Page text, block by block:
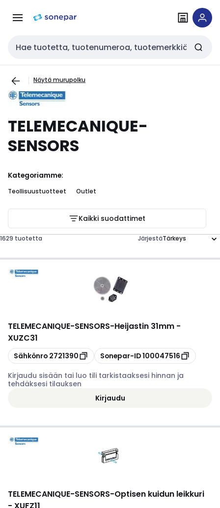
navigointiinsisältöön
Haku
Näytä murupolku
TELEMECANIQUE-
SENSORS
Kategoriamme:
Teollisuustuotteet Outlet
Kaikki suodattimet
1629 tuotetta Järjestä
TELEMECANIQUE-SENSORS-Heijastin 31mm -
XUZC31
Kopioi
Sähkönro 2721390 Kopioi
Sonepar-ID100047516
Kirjaudu sisään tai luo tili tarkistaaksesi hinnan ja
tehdäksesi tilauksen
Kirjaudu
TELEMECANIQUE-SENSORS-Optisen kuidun leikkuri